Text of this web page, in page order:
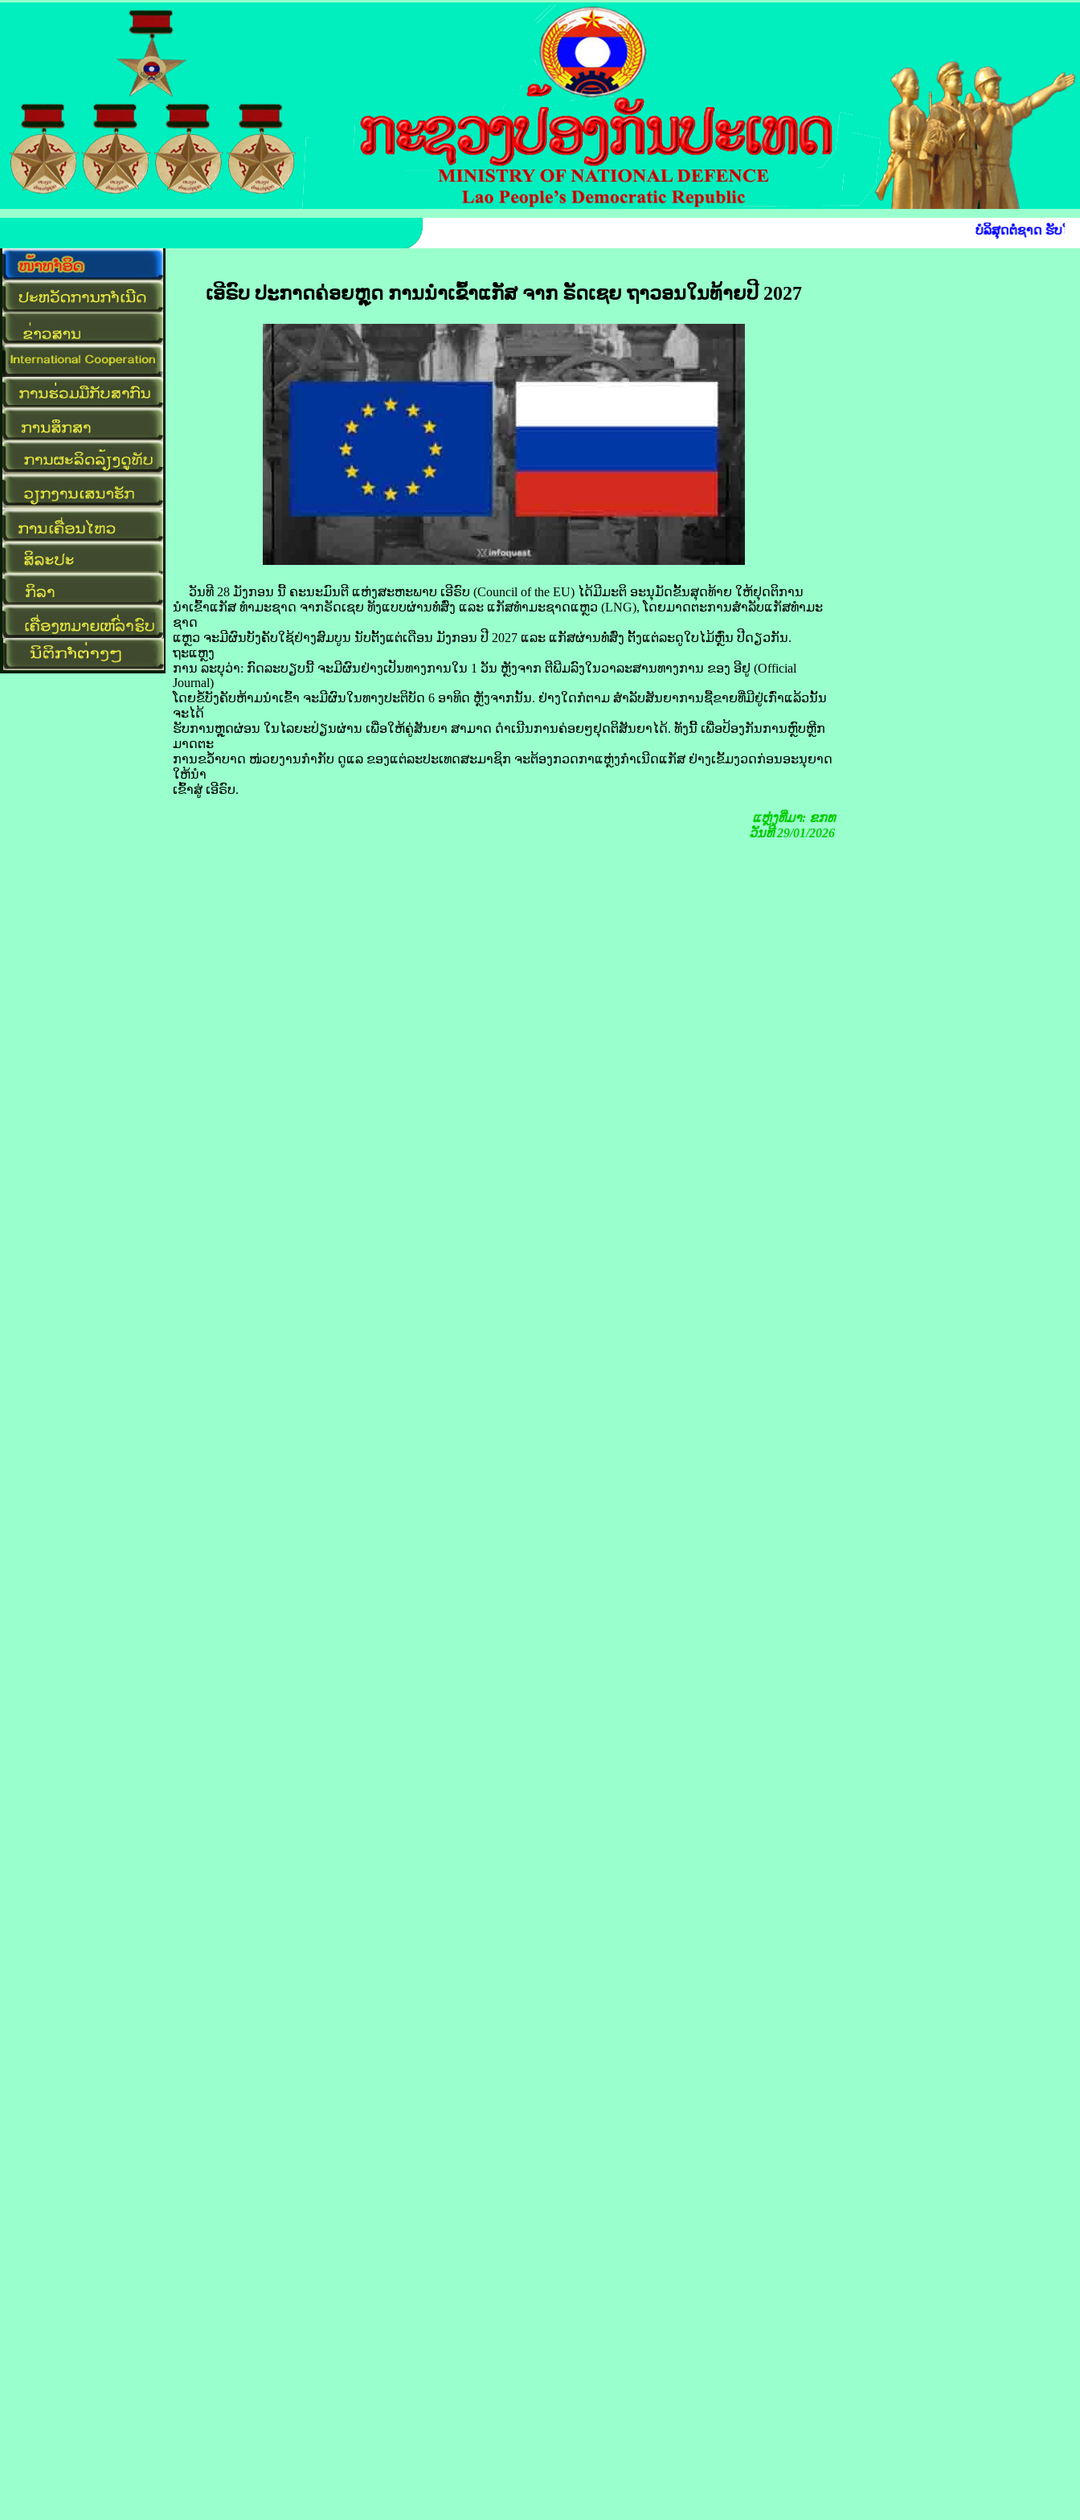
ບໍລິສຸດຕໍ່ຊາດ ຮັບໃຊ້
ເອີ​ຣົບ ປະກາດ​ຄ່ອຍ​ຫຼຸດ ການ​ນຳ​ເຂົ້າ​ແກັສ ຈາກ ຣັດ​ເຊຍ ຖາວອນ​ໃນ​ທ້າຍ​ປີ 2027
​ວັນ​ທີ 28 ມັງກອນ ​ນີ້ ຄະນະ​ມົນຕີ ແຫ່ງ​ສະຫະພາບ ເອີ​ຣົບ (Council of the EU) ໄດ້​ມີ​ມະຕິ ອະນຸມັດຂັ້ນ​ສຸດ​ທ້າຍ ໃຫ້​ຢຸດຕິການ
ນຳເຂົ້າ​ແກັສ ທຳ​ມະ​ຊາດ ຈາກ​ຣັດ​ເຊຍ ທັງ​ແບບ​ຜ່ານ​ທໍ່​ສົ່ງ ແລະ ແກັສທຳ​ມະ​ຊາດ​ແຫຼວ (LNG), ໂດຍ​ມາດ​ຕະການ​ສຳລັບແກັສ​ທຳ​ມະ​
ຊາດ​
ແຫຼວ ຈະ​ມີ​ຜົນ​ບັງຄັບ​ໃຊ້ຢ່າງ​ສົມບູນ ນັບ​ຕັ້ງແຕ່​ເດືອນ ມັງກອນ ປີ 2027 ແລະ ແກັສ​ຜ່ານທໍ່​ສົ່ງ ຕັ້ງແຕ່​ລະດູ​ໃບ​ໄມ້​ຫຼົ່ນ ປີ​ດຽວ​ກັນ.
ຖະແຫຼງ
ການ ລະບຸ​ວ່າ: ກົດ​ລະບຽບ​ນີ້ ຈະ​ມີ​ຜົນຢ່າງ​ເປັນ​ທາງ​ການ​ໃນ 1 ວັນ ຫຼັງ​ຈາກ ຕີ​ພີມ​ລົງໃນ​ວາລະສານທາງການ ຂອງ ອີ​ຢູ (Official
Journal)
ໂດຍ​ຂໍ້​ບັງຄັບຫ້າມ​ນຳ​ເຂົ້າ ຈະ​ມີ​ຜົນ​ໃນທາງ​ປະຕິບັດ 6 ອາທິດ ຫຼັງ​ຈາກ​ນັ້ນ. ຢ່າງໃດ​ກໍ​ຕາມ ສຳລັບສັນຍາການ​ຊື້​ຂາຍທີ່​ມີ​ຢູ່​ເກົ່າ​ແລ້ວ​ນັ້ນ
ຈະ​ໄດ້​
ຮັບ​ການ​ຫຼຸດຜ່ອນ ໃນ​ໄລຍະ​ປ່ຽນ​ຜ່ານ ເພື່ອ​ໃຫ້​ຄູ່​ສັນຍາ ສາມາດ ດຳເນີນການຄ່ອຍໆ​ຢຸດຕິ​ສັນຍາ​ໄດ້. ທັງນີ້ ເພື່ອ​ປ້ອງ​ກັນການ​ຫຼົບ​ຫຼີກ
ມາດ​ຕະ
ການຂວ້ຳ​ບາດ ໜ່ວຍ​ງານ​ກຳກັບ ດູ​ແລ ຂອງແຕ່ລະ​ປະເທດສະມາຊິກ ຈະ​ຕ້ອງ​ກວດກາແຫຼ່ງ​ກຳເນີດແກັສ ຢ່າງ​ເຂັ້ມ​ງວດກ່ອນ​ອະນຸຍາດ​
ໃຫ້ນຳ
ເ​​ຂົ້າ​ສູ່ ​ເອີ​ຣົບ.
ແຫຼ່ງທີ່ມາ: ຂກທ
ວັນທີ 29/01/2026